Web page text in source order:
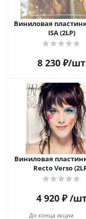
Виниловая
ISA (2LP)
8 230 ₽/шт
Виниловая
Recto Verso
4 920₽ /
До конца акции